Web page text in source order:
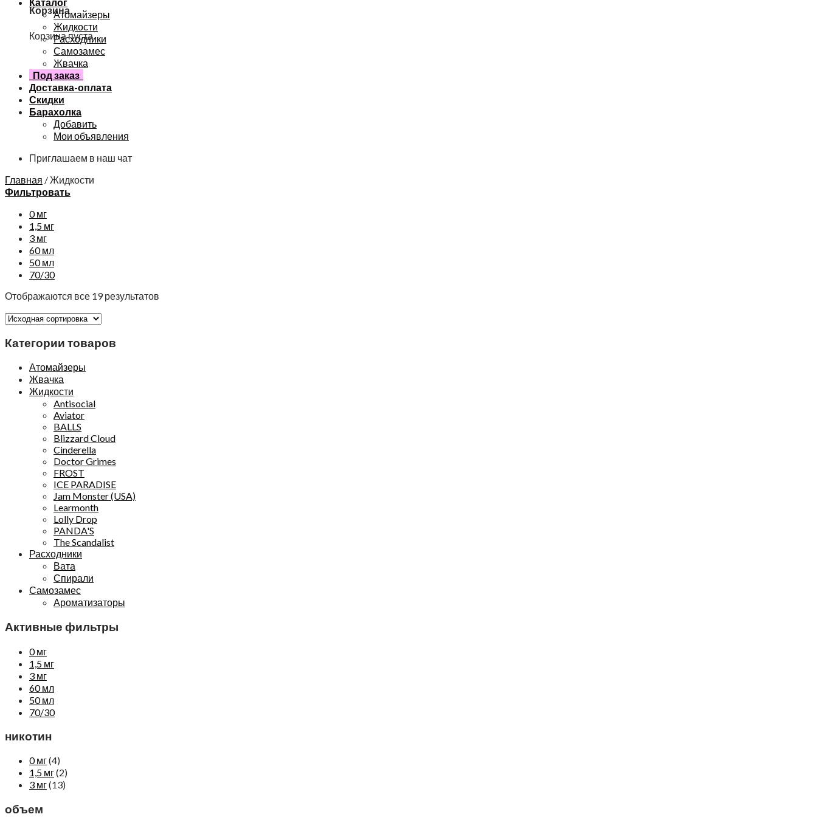
Корзина
Корзина пуста.
Атомайзеры
Жидкости
Расходники
Самозамес
Жвачка
Под заказ
Доставка-оплата
Скидки
Барахолка
Добавить
Мои объявления
Приглашаем в наш чат
Главная /Жидкости
Фильтровать
0 мг
1,5 мг
3 мг
60 мл
50 мл
70/30
Отображаются все 19 результатов
Категории товаров
Атомайзеры
Жвачка
Жидкости
Antisocial
Aviator
BALLS
Blizzard Cloud
Cinderella
Doctor Grimes
FROST
ICE PARADISE
Jam Monster (USA)
Learmonth
Lolly Drop
PANDA'S
The Scandalist
Расходники
Вата
Спирали
Самозамес
Ароматизаторы
Активные фильтры
0 мг
1,5 мг
3 мг
60 мл
50 мл
70/30
никотин
0 мг(4)
1,5 мг(2)
3 мг(13)
объем